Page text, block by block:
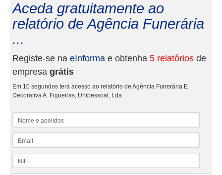
Aceda gratuitamente ao
relatório de Agência Funerária
...
Registe-se na eInforma e obtenha 5 relatórios de
empresa grátis
Em 10 segundos terá acesso ao relatório de Agência Funerária E
Decorativa A. Figueiras, Unipessoal, Lda